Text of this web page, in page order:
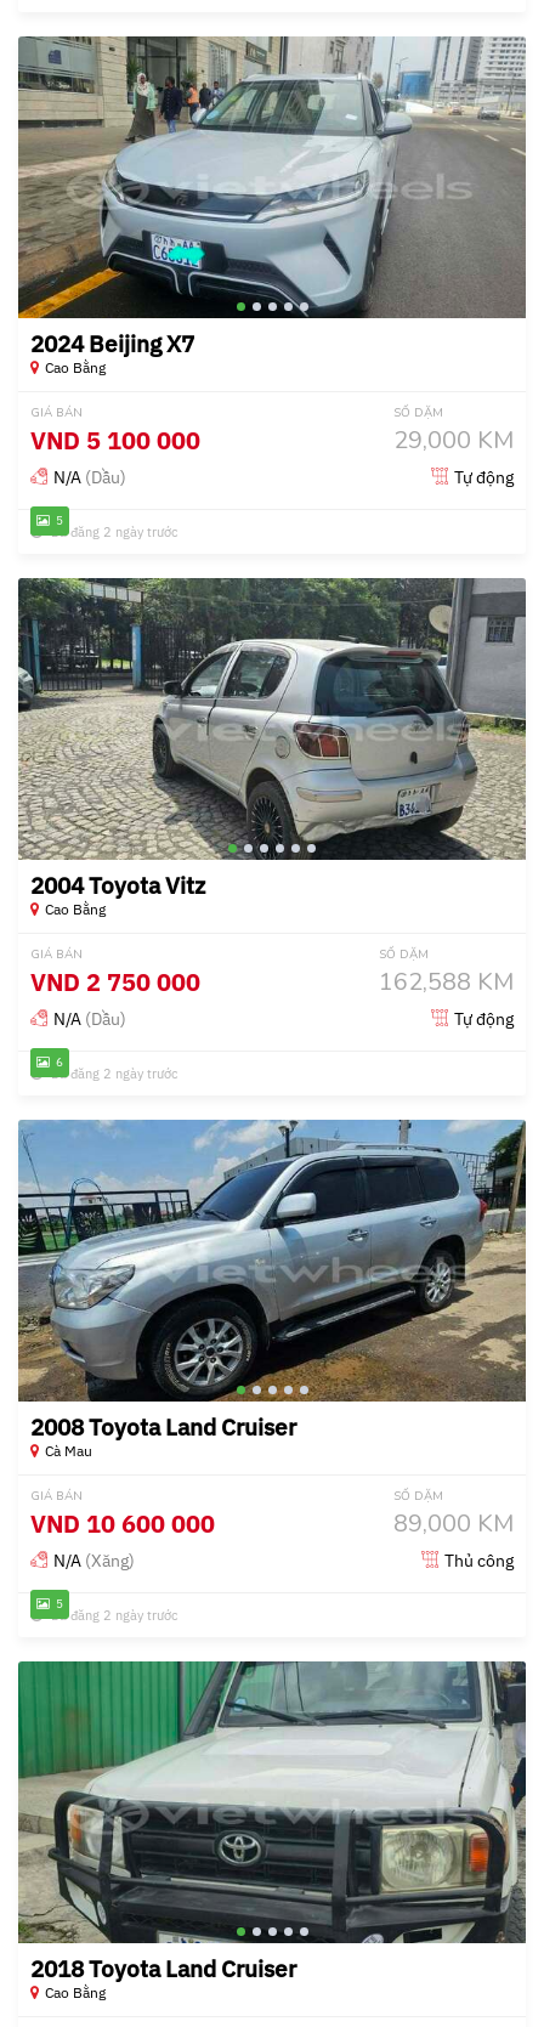
5
2024 Beijing X7
Cao Bằng
GIÁ BÁN
VND 5 100 000
SỐ DẶM
29,000 KM
N/A (Dầu) Tự động
Đã đăng 2 ngày trước
6
2004 Toyota Vitz
Cao Bằng
GIÁ BÁN
VND 2 750 000
SỐ DẶM
162,588 KM
N/A (Dầu) Tự động
Đã đăng 2 ngày trước
5
2008 Toyota Land Cruiser
Cà Mau
GIÁ BÁN
VND 10 600 000
SỐ DẶM
89,000 KM
N/A (Xăng) Thủ công
Đã đăng 2 ngày trước
2018 Toyota Land Cruiser
Cao Bằng